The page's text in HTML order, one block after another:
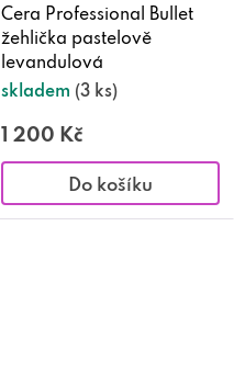
Cera Professional Bullet
žehlička pastelově
levandulová
skladem (3 ks)
1 200 Kč
Do košíku